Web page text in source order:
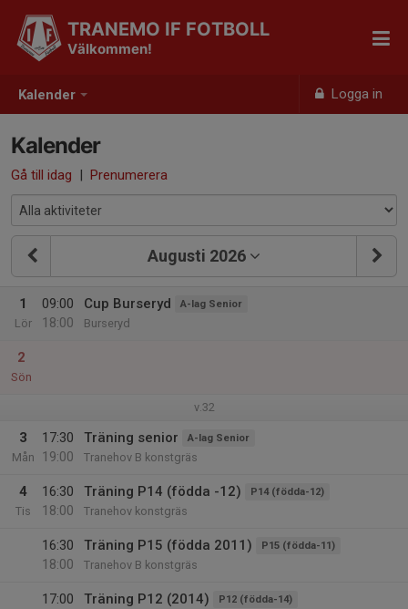
Kalender Logga in
TRANEMO IF FOTBOLL
Välkommen!
Kalender
Gå till idag | Prenumerera
Augusti 2026
1
Lör
09:00
18:00
Cup Burseryd A-lag Senior
Burseryd
2
Sön
v.32
3
Mån
17:30
19:00
Träning senior A-lag Senior
Tranehov B konstgräs
4
Tis
16:30
18:00
Träning P14 (födda -12) P14 (födda-12)
Tranehov konstgräs
16:30
18:00
Träning P15 (födda 2011) P15 (födda-11)
Tranehov B konstgräs
17:00
Träning P12 (2014) P12 (födda-14)